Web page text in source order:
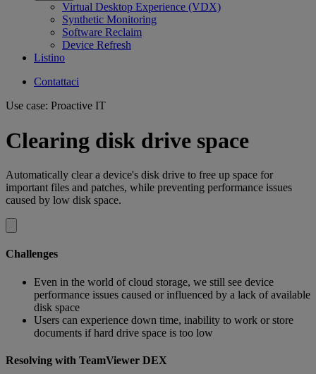
Virtual Desktop Experience (VDX)
Synthetic Monitoring
Software Reclaim
Device Refresh
Listino
Contattaci
Use case: Proactive IT
Clearing disk drive space
Automatically clear a device's disk drive to free up space for
important files and patches, while preventing performance issues
caused by low disk space.
Challenges
Even in the world of cloud storage, we still see device
performance issues caused or influenced by a lack of available
disk space
Users can experience down time, inability to work or store
documents if hard drive space is too low
Resolving with TeamViewer DEX